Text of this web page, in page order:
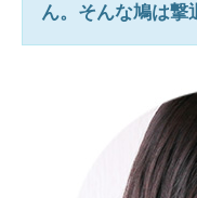
ん。そんな鳩は撃